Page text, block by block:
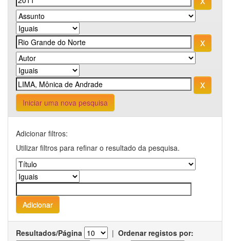
Iniciar uma nova pesquisa
Adicionar filtros:
Utilizar filtros para refinar o resultado da pesquisa.
Resultados/Página | Ordenar registos por: